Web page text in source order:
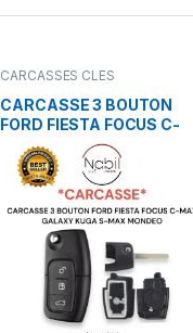
CARCASSES CLES
CARCASSE 3 BOUTON
FORD FIESTA FOCUS C-
MAX GALAXY KUGA S-
MAX MONDEO